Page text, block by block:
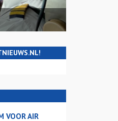
VOOR AIR